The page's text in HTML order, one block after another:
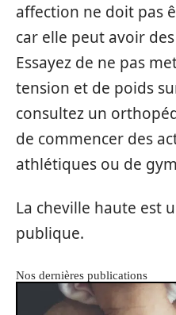
affection ne doit pas
car elle peut avoir
Essayez de ne pas
tension et de poids
consultez un
de commencer des
athlétiques ou de
La cheville haute est
publique.
Nos dernières publications